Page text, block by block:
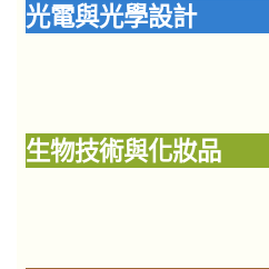
光電與光學設計
生物技術與化妝品